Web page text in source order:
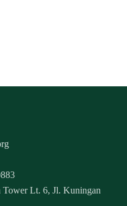
Lt. 6, Jl. Kuningan